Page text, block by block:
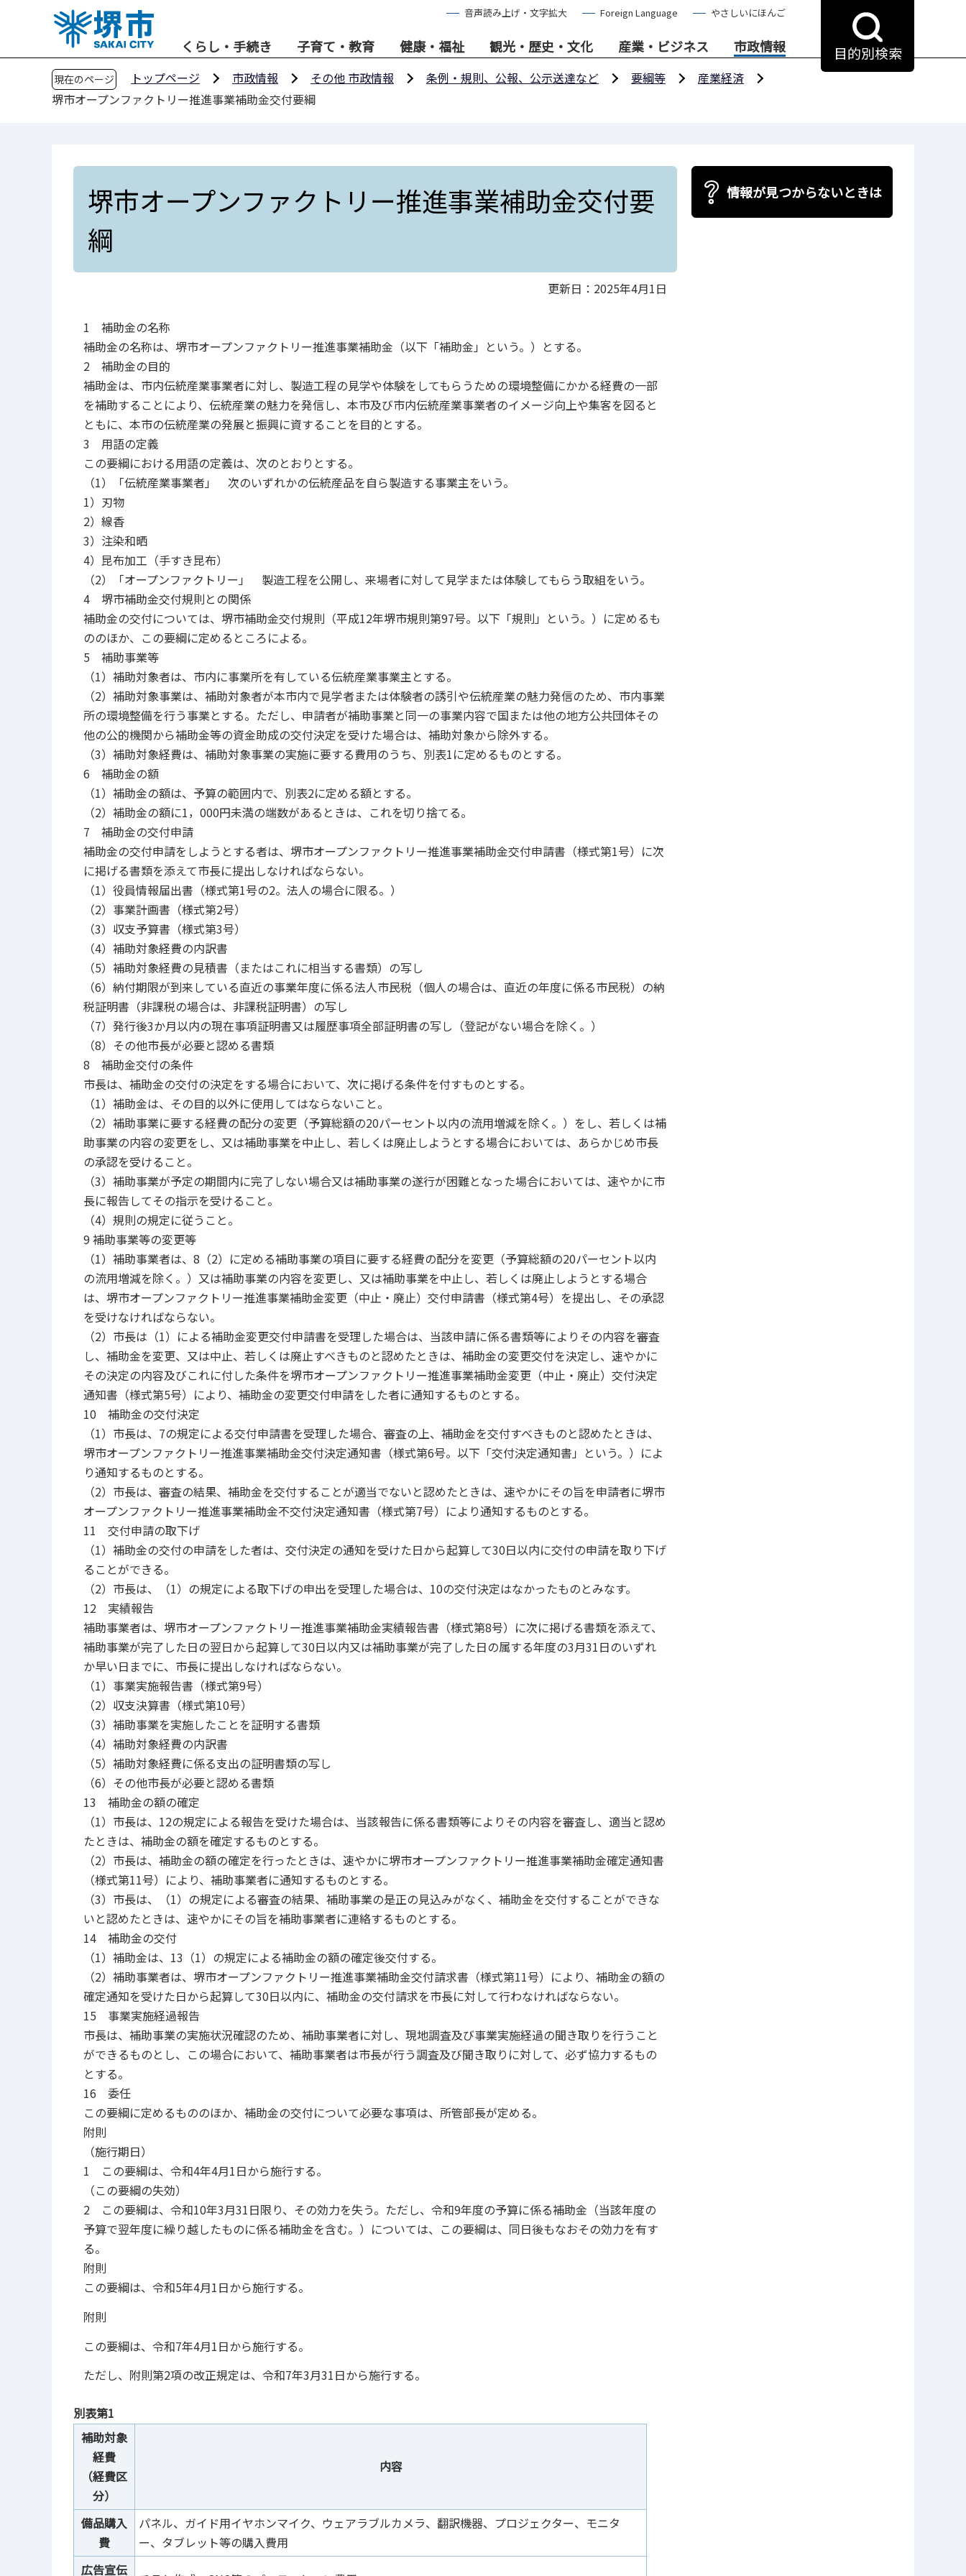
音声読み上げ・文字拡大 Foreign Language やさしいにほんご
くらし・手続き 子育て・教育 健康・福祉 観光・歴史・文化 産業・ビジネス 市政情報 目的別検索
現在のページ トップページ 市政情報 その他 市政情報 条例・規則、公報、公示送達など 要綱等
産業経済
堺市オープンファクトリー推進事業補助金交付要綱
堺市オープンファクトリー推進事業補助金交付要
綱
更新日：2025年4月1日
1 補助金の名称
補助金の名称は、堺市オープンファクトリー推進事業補助金（以下「補助金」という。）とする。
2 補助金の目的
補助金は、市内伝統産業事業者に対し、製造工程の見学や体験をしてもらうための環境整備にかかる経費の一部
を補助することにより、伝統産業の魅力を発信し、本市及び市内伝統産業事業者のイメージ向上や集客を図ると
ともに、本市の伝統産業の発展と振興に資することを目的とする。
3 用語の定義
この要綱における用語の定義は、次のとおりとする。
（1）「伝統産業事業者」 次のいずれかの伝統産品を自ら製造する事業主をいう。
1）刃物
2）線香
3）注染和晒
4）昆布加工（手すき昆布）
（2）「オープンファクトリー」 製造工程を公開し、来場者に対して見学または体験してもらう取組をいう。
4 堺市補助金交付規則との関係
補助金の交付については、堺市補助金交付規則（平成12年堺市規則第97号。以下「規則」という。）に定めるも
ののほか、この要綱に定めるところによる。
5 補助事業等
（1）補助対象者は、市内に事業所を有している伝統産業事業主とする。
（2）補助対象事業は、補助対象者が本市内で見学者または体験者の誘引や伝統産業の魅力発信のため、市内事業
所の環境整備を行う事業とする。ただし、申請者が補助事業と同一の事業内容で国または他の地方公共団体その
他の公的機関から補助金等の資金助成の交付決定を受けた場合は、補助対象から除外する。
（3）補助対象経費は、補助対象事業の実施に要する費用のうち、別表1に定めるものとする。
6 補助金の額
（1）補助金の額は、予算の範囲内で、別表2に定める額とする。
（2）補助金の額に1，000円未満の端数があるときは、これを切り捨てる。
7 補助金の交付申請
補助金の交付申請をしようとする者は、堺市オープンファクトリー推進事業補助金交付申請書（様式第1号）に次
に掲げる書類を添えて市長に提出しなければならない。
（1）役員情報届出書（様式第1号の2。法人の場合に限る。）
（2）事業計画書（様式第2号）
（3）収支予算書（様式第3号）
（4）補助対象経費の内訳書
（5）補助対象経費の見積書（またはこれに相当する書類）の写し
（6）納付期限が到来している直近の事業年度に係る法人市民税（個人の場合は、直近の年度に係る市民税）の納
税証明書（非課税の場合は、非課税証明書）の写し
（7）発行後3か月以内の現在事項証明書又は履歴事項全部証明書の写し（登記がない場合を除く。）
（8）その他市長が必要と認める書類
8 補助金交付の条件
市長は、補助金の交付の決定をする場合において、次に掲げる条件を付すものとする。
（1）補助金は、その目的以外に使用してはならないこと。
（2）補助事業に要する経費の配分の変更（予算総額の20パーセント以内の流用増減を除く。）をし、若しくは補
助事業の内容の変更をし、又は補助事業を中止し、若しくは廃止しようとする場合においては、あらかじめ市長
の承認を受けること。
（3）補助事業が予定の期間内に完了しない場合又は補助事業の遂行が困難となった場合においては、速やかに市
長に報告してその指示を受けること。
（4）規則の規定に従うこと。
9 補助事業等の変更等
（1）補助事業者は、8（2）に定める補助事業の項目に要する経費の配分を変更（予算総額の20パーセント以内
の流用増減を除く。）又は補助事業の内容を変更し、又は補助事業を中止し、若しくは廃止しようとする場合
は、堺市オープンファクトリー推進事業補助金変更（中止・廃止）交付申請書（様式第4号）を提出し、その承認
を受けなければならない。
（2）市長は（1）による補助金変更交付申請書を受理した場合は、当該申請に係る書類等によりその内容を審査
し、補助金を変更、又は中止、若しくは廃止すべきものと認めたときは、補助金の変更交付を決定し、速やかに
その決定の内容及びこれに付した条件を堺市オープンファクトリー推進事業補助金変更（中止・廃止）交付決定
通知書（様式第5号）により、補助金の変更交付申請をした者に通知するものとする。
10 補助金の交付決定
（1）市長は、7の規定による交付申請書を受理した場合、審査の上、補助金を交付すべきものと認めたときは、
堺市オープンファクトリー推進事業補助金交付決定通知書（様式第6号。以下「交付決定通知書」という。）によ
り通知するものとする。
（2）市長は、審査の結果、補助金を交付することが適当でないと認めたときは、速やかにその旨を申請者に堺市
オープンファクトリー推進事業補助金不交付決定通知書（様式第7号）により通知するものとする。
11 交付申請の取下げ
（1）補助金の交付の申請をした者は、交付決定の通知を受けた日から起算して30日以内に交付の申請を取り下げ
ることができる。
（2）市長は、（1）の規定による取下げの申出を受理した場合は、10の交付決定はなかったものとみなす。
12 実績報告
補助事業者は、堺市オープンファクトリー推進事業補助金実績報告書（様式第8号）に次に掲げる書類を添えて、
補助事業が完了した日の翌日から起算して30日以内又は補助事業が完了した日の属する年度の3月31日のいずれ
か早い日までに、市長に提出しなければならない。
（1）事業実施報告書（様式第9号）
（2）収支決算書（様式第10号）
（3）補助事業を実施したことを証明する書類
（4）補助対象経費の内訳書
（5）補助対象経費に係る支出の証明書類の写し
（6）その他市長が必要と認める書類
13 補助金の額の確定
（1）市長は、12の規定による報告を受けた場合は、当該報告に係る書類等によりその内容を審査し、適当と認め
たときは、補助金の額を確定するものとする。
（2）市長は、補助金の額の確定を行ったときは、速やかに堺市オープンファクトリー推進事業補助金確定通知書
（様式第11号）により、補助事業者に通知するものとする。
（3）市長は、（1）の規定による審査の結果、補助事業の是正の見込みがなく、補助金を交付することができな
いと認めたときは、速やかにその旨を補助事業者に連絡するものとする。
14 補助金の交付
（1）補助金は、13（1）の規定による補助金の額の確定後交付する。
（2）補助事業者は、堺市オープンファクトリー推進事業補助金交付請求書（様式第11号）により、補助金の額の
確定通知を受けた日から起算して30日以内に、補助金の交付請求を市長に対して行わなければならない。
15 事業実施経過報告
市長は、補助事業の実施状況確認のため、補助事業者に対し、現地調査及び事業実施経過の聞き取りを行うこと
ができるものとし、この場合において、補助事業者は市長が行う調査及び聞き取りに対して、必ず協力するもの
とする。
16 委任
この要綱に定めるもののほか、補助金の交付について必要な事項は、所管部長が定める。
附則
（施行期日）
1 この要綱は、令和4年4月1日から施行する。
（この要綱の失効）
2 この要綱は、令和10年3月31日限り、その効力を失う。ただし、令和9年度の予算に係る補助金（当該年度の
予算で翌年度に繰り越したものに係る補助金を含む。）については、この要綱は、同日後もなおその効力を有す
る。
附則
この要綱は、令和5年4月1日から施行する。
附則
この要綱は、令和7年4月1日から施行する。
ただし、附則第2項の改正規定は、令和7年3月31日から施行する。
別表第1
補助対象
経費
（経費区
分）
内容
備品購入
費
パネル、ガイド用イヤホンマイク、ウェアラブルカメラ、翻訳機器、プロジェクター、モニタ
ー、タブレット等の購入費用
広告宣伝
情報が見つからないときは